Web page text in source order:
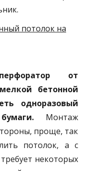
от
бетонной
одноразовый
Монтаж
проще, так
потолок, а с
некоторых